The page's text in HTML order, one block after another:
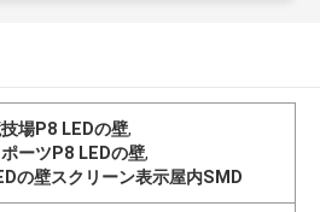
場P8 LEDの壁,
ポーツP8 LEDの壁,
の壁スクリーン表示屋内SMD